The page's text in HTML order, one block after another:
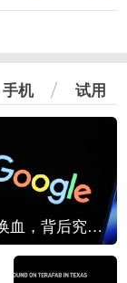
手机 试用
谷歌AI大换血，背后究竟发生了什么？